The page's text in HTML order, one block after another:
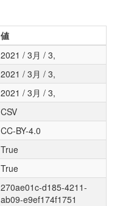
値
2021 / 3月 / 3,
2021 / 3月 / 3,
2021 / 3月 / 3,
CSV
CC-BY-4.0
True
True
270ae01c-d185-4211-
ab09-e9ef174f1751